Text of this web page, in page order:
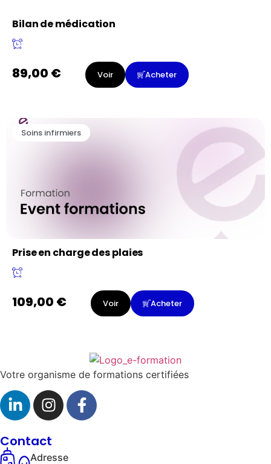
Bilan de médication
89,00 € Voir Acheter
Prise en charge des plaies
Soins infirmiers
109,00 € Voir Acheter
Votre organisme de formations certifiées
Contact
Adresse